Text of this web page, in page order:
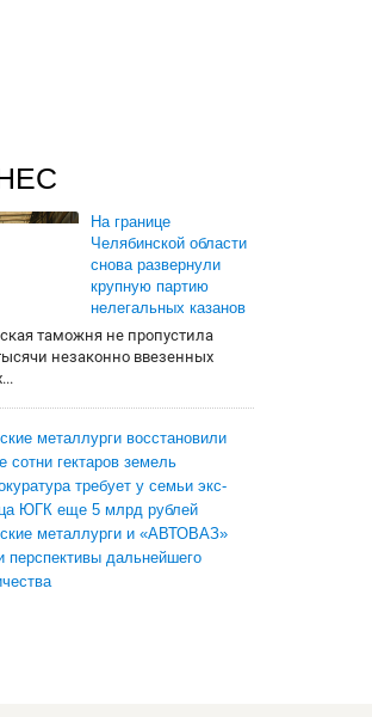
На границе
Челябинской области
снова развернули
крупную партию
нелегальных казанов
таможня не пропустила
незаконно ввезенных
металлурги восстановили
сотни гектаров земель
требует у семьи экс-
ЮГК еще 5 млрд рублей
металлурги и «АВТОВАЗ»
перспективы дальнейшего